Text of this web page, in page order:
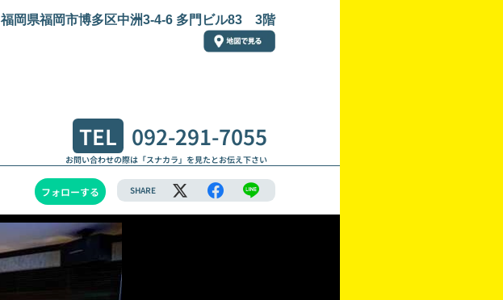
福岡県福岡市博多区中洲3-4-6 多門ビル83 3階
TEL 092-291-7055
お問い合わせの際は「スナカラ」を見たとお伝え下さい
フォローする SHARE